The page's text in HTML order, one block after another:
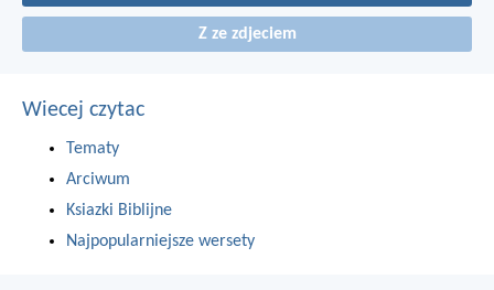
Z ze zdjeciem
Wiecej czytac
Tematy
Arciwum
Ksiazki Biblijne
Najpopularniejsze wersety